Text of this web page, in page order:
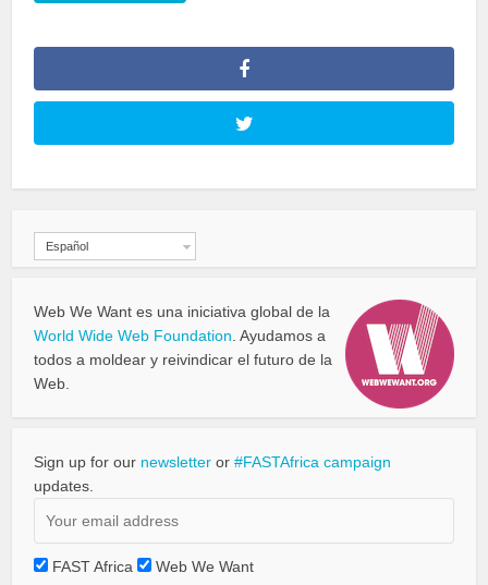
Español
Web We Want es una iniciativa global de la
World Wide Web Foundation . Ayudamos a
todos a moldear y reivindicar el futuro de la
Web.
Sign up for our newsletter or#FASTAfrica campaign
updates.
FAST Africa Web We Want